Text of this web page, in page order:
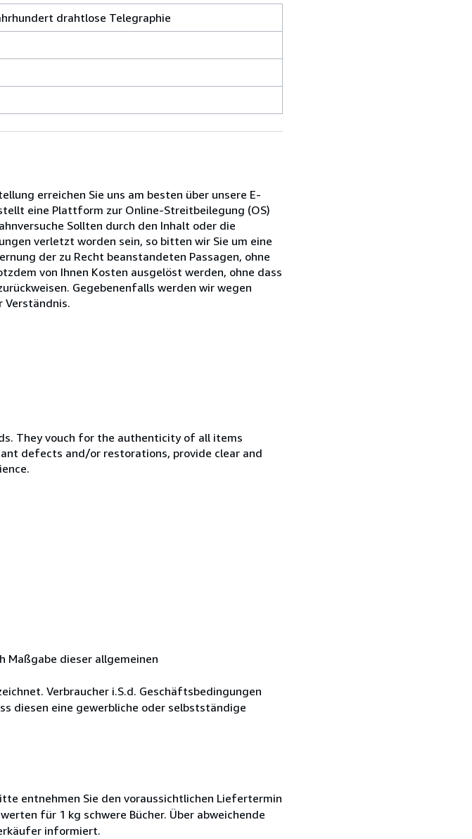
drahtlose Telegraphie
erreichen Sie uns am besten über unsere E-
eine Plattform zur Online-Streitbeilegung (OS)
Sollten durch den Inhalt oder die
verletzt worden sein, so bitten wir Sie um eine
der zu Recht beanstandeten Passagen, ohne
von Ihnen Kosten ausgelöst werden, ohne dass
Gegebenenfalls werden wir wegen
Verständnis.
They vouch for the authenticity of all items
defects and/or restorations, provide clear and
Maßgabe dieser allgemeinen
Verbraucher i.S.d. Geschäftsbedingungen
diesen eine gewerbliche oder selbstständige
entnehmen Sie den voraussichtlichen Liefertermin
für 1 kg schwere Bücher. Über abweichende
informiert.